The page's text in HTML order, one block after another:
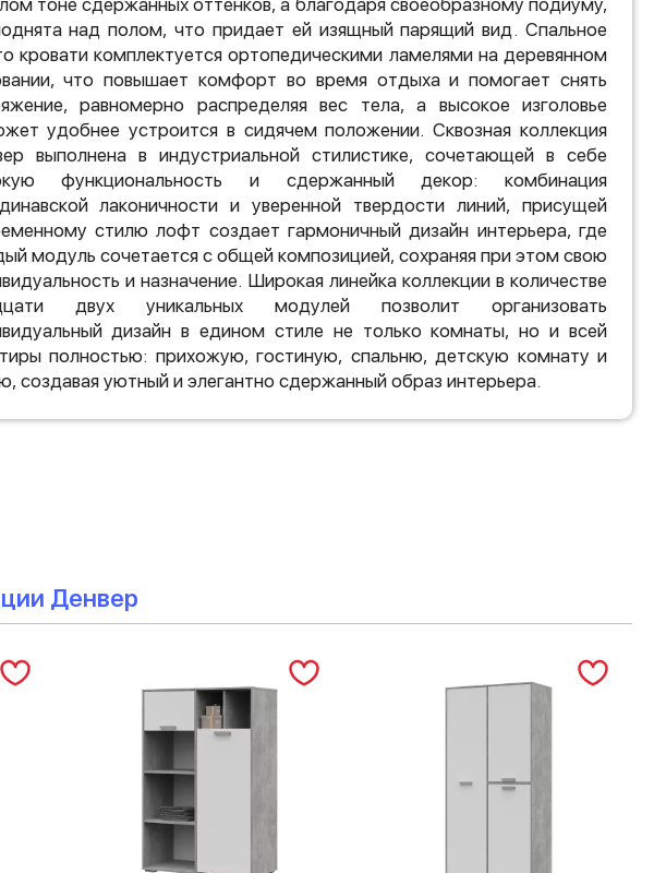
тоне сдержанных оттенков, а благодаря своеобразному подиуму,
над полом, что придает ей изящный парящий вид. Спальное
кровати комплектуется ортопедическими ламелями на деревянном
что повышает комфорт во время отдыха и помогает снять
равномерно распределяя вес тела, а высокое изголовье
удобнее устроится в сидячем положении. Сквозная коллекция
выполнена в индустриальной стилистике, сочетающей в себе
функциональность и сдержанный декор: комбинация
лаконичности и уверенной твердости линий, присущей
стилю лофт создает гармоничный дизайн интерьера, где
модуль сочетается с общей композицией, сохраняя при этом свою
и назначение. Широкая линейка коллекции в количестве
двух уникальных модулей позволит организовать
дизайн в едином стиле не только комнаты, но и всей
полностью: прихожую, гостиную, спальню, детскую комнату и
создавая уютный и элегантно сдержанный образ интерьера.
Денвер